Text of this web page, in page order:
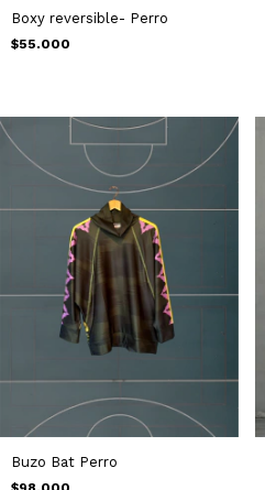
Boxy reversible- Perro
$55.000
Buzo Bat Perro